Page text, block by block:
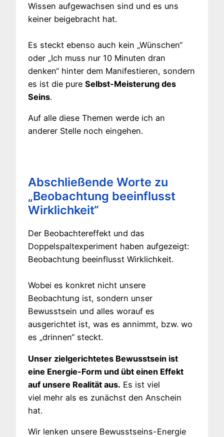
Wissen aufgewachsen sind und es uns
keiner beigebracht hat.
Es steckt ebenso auch kein „Wünschen“
oder „Ich muss nur 10 Minuten dran
denken“ hinter dem Manifestieren, sondern
es ist die pure Selbst-Meisterung des
Seins.
Auf alle diese Themen werde ich an
anderer Stelle noch eingehen.
Abschließende Worte zu
„Beobachtung beeinflusst
Wirklichkeit“
Der Beobachtereffekt und das
Doppelspaltexperiment haben aufgezeigt:
Beobachtung beeinflusst Wirklichkeit.
Wobei es konkret nicht unsere
Beobachtung ist, sondern unser
Bewusstsein und alles worauf es
ausgerichtet ist, was es annimmt, bzw. wo
es „drinnen“ steckt.
Unser zielgerichtetes Bewusstsein ist
eine Energie-Form und übt einen Effekt
auf unsere Realität aus. Es ist viel
viel mehr als es zunächst den Anschein
hat.
Wir lenken unsere Bewusstseins-Energie